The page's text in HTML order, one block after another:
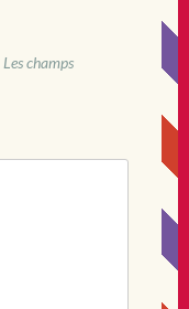
Les champs